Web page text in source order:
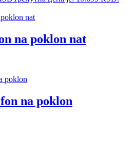
na poklon nat
na poklon